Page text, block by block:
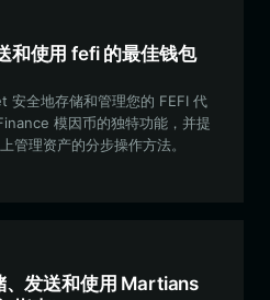
和使用 fefi 的最佳钱包
安全地存储和管理您的 FEFI 代
模因币的独特功能，并提
理资产的分步操作方法。
发送和使用 Martians